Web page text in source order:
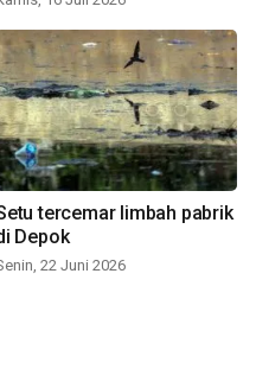
tercemar limbah pabrik
Depok
22 Juni 2026